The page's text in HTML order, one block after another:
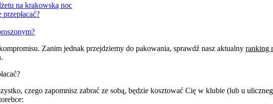
na krakowską noc
Zanim jednak przejdziemy do pakowania, sprawdź nasz aktualny ranking
czego zapomnisz zabrać ze sobą, będzie kosztować Cię w klubie (lub u